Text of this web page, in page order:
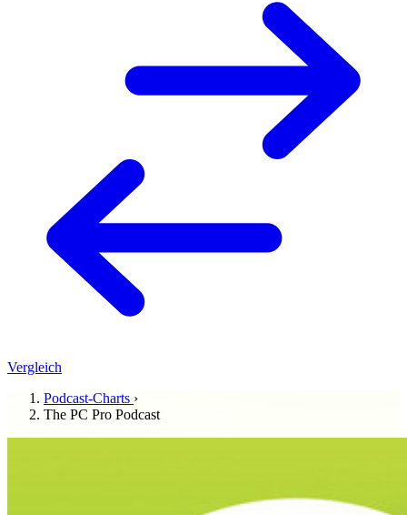
Vergleich
Podcast-Charts ›
The PC Pro Podcast